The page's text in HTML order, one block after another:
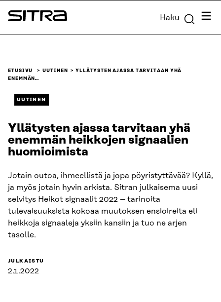
Siirry
suoraan
Sitra Haku
ETUSIVU UUTINEN
YLLÄTYSTEN AJASSA TARVITAAN YHÄ
ENEMMÄN…
UUTINEN
Yllätysten ajassa tarvitaan yhä
enemmän heikkojen signaalien
huomioimista
Jotain outoa, ihmeellistä ja jopa pöyristyttävää? Kyllä,
ja myös jotain hyvin arkista. Sitran julkaisema uusi
selvitys Heikot signaalit 2022 – tarinoita
tulevaisuuksista kokoaa muutoksen ensioireita eli
heikkoja signaaleja yksiin kansiin ja tuo ne arjen
tasolle.
JULKAISTU
2.1.2022